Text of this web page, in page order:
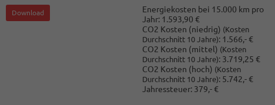
Download
Energiekosten bei 15.000 km pro
Jahr: 1.593,90 €
CO2 Kosten (niedrig) (Kosten
Durchschnitt 10 Jahre): 1.566,- €
CO2 Kosten (mittel) (Kosten
Durchschnitt 10 Jahre): 3.719,25 €
CO2 Kosten (hoch) (Kosten
Durchschnitt 10 Jahre): 5.742,- €
Jahressteuer: 379,- €